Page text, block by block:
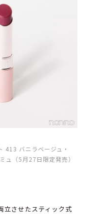
413 バニラベージュ・
ュ（5月27日限定発売）
立させたスティック式